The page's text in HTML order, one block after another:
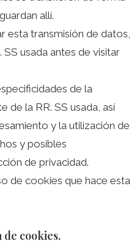
allí.
esta transmisión de datos,
SS usada antes de visitar
de la
de la RR. SS usada, así
y la utilización de
y posibles
de privacidad.
de cookies que hace esta
cookies.